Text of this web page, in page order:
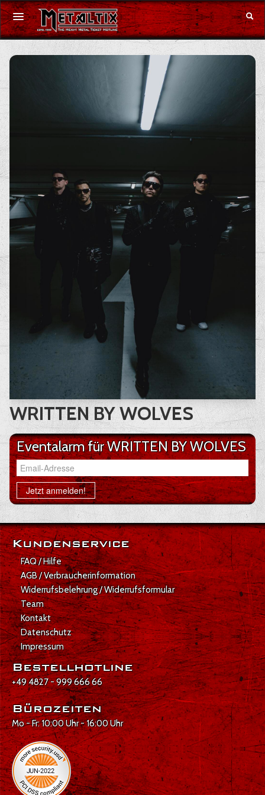
Konzerte
Festivals
DE
Anmelden
WRITTEN BY WOLVES
Eventalarm für WRITTEN BY WOLVES
Email-Adresse
Jetzt anmelden!
Kundenservice
FAQ / Hilfe
AGB / Verbraucherinformation
Widerrufsbelehrung / Widerrufsformular
Team
Kontakt
Datenschutz
Impressum
Bestellhotline
+49 4827 - 999 666 66
Bürozeiten
Mo - Fr: 10:00 Uhr - 16:00 Uhr